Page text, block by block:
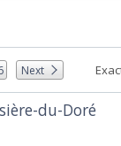
Next
du-Doré